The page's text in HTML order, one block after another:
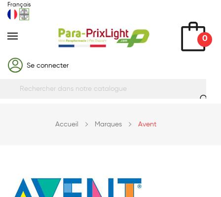
Français
0
Se connecter
Accueil Marques Avent